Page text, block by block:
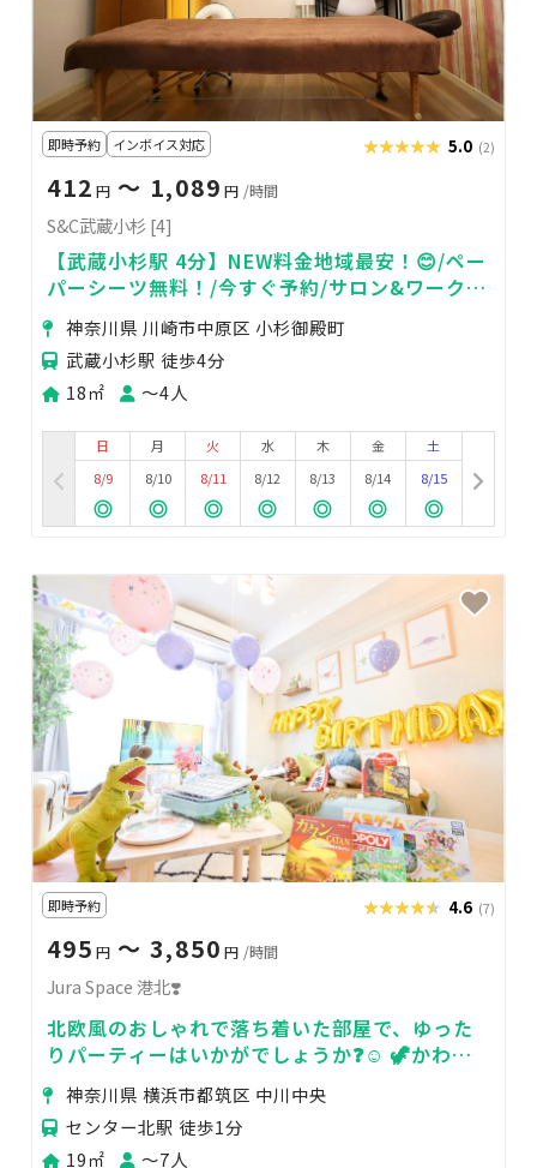
即時予約 インボイス対応 ★★★★★
★★★★★ 5.0 (2)
412 円 〜 1,089 円 /時間
S&C武蔵小杉 [4]
【武蔵小杉駅 4分】NEW料金地域最安！😊/ペー
パーシーツ無料！/今すぐ予約/サロン&ワークス
ペース
神奈川県 川崎市中原区 小杉御殿町
武蔵小杉駅 徒歩4分
18㎡
〜4人
日
8/9
月
8/10
火
8/11
水
8/12
木
8/13
金
8/14
土
8/15
即時予約 ★★★★★
★★★★★ 4.6 (7)
495 円 〜 3,850 円 /時間
Jura Space 港北❣️
北欧風のおしゃれで落ち着いた部屋で、ゆった
りパーティーはいかがでしょうか❓☺️ 🦖かわい
い恐竜🦕たちがお出迎えしてくれます♪
神奈川県 横浜市都筑区 中川中央
センター北駅 徒歩1分
19㎡
〜7人